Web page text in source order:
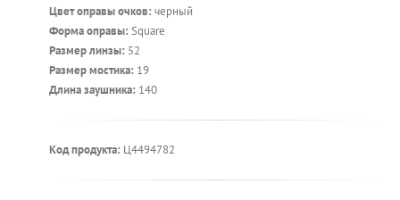
Цвет оправы очков: черный
Форма оправы: Square
Размер линзы: 52
Размер мостика: 19
Длина заушника: 140
Код продукта: Ц4494782